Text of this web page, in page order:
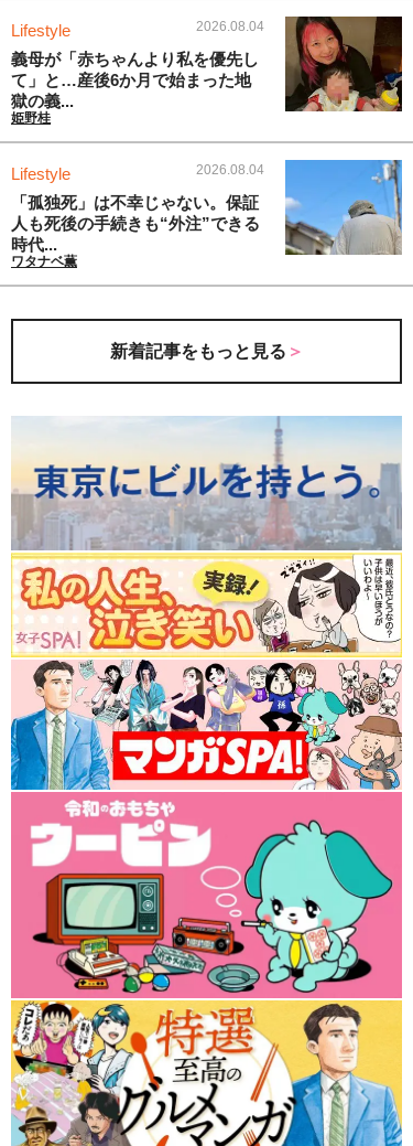
Lifestyle 2026.08.04
義母が「赤ちゃんより私を優先し
て」と…産後6か月で始まった地
獄の義...
姫野桂
Lifestyle 2026.08.04
「孤独死」は不幸じゃない。保証
人も死後の手続きも“外注”できる
時代...
ワタナベ薫
新着記事をもっと見る